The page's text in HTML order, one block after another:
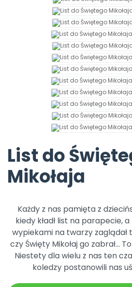
Archiwalne numery
Pomoc
Promocje
List do
Mikołaja
Każdy z nas pamięta z
kiedy kładł list na parapecie,
wypiekami na twarzy zaglądał
czy Święty Mikołaj go zabrał…
Niestety dla wielu z nas ten
koledzy postanowili nas